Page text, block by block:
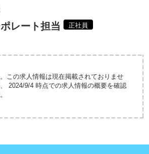
レート担当 正社員
この求人情報は現在掲載されておりませ
2024/9/4 時点での求人情報の概要を確認